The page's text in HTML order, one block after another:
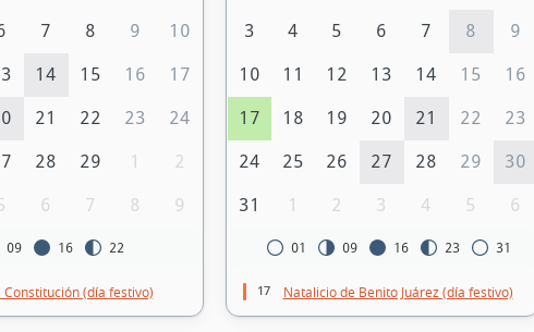
7 8 9 10
14 15 16 17
21 22 23 24
28 29 1 2
6 7 8 9
16 22
Constitución (día festivo)
3 4 5 6 7 8 9
10 11 12 13 14 15 16
17 18 19 20 21 22 23
24 25 26 27 28 29 30
31 1 2 3 4 5 6
01 09 16 23 31
17 Natalicio de Benito Juárez (día festivo)